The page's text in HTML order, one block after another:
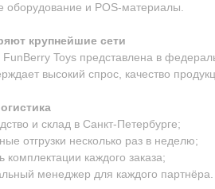
оборудование и POS-материалы.
крупнейшие сети
Toys представлена в
высокий спрос, качество
и склад в Санкт-Петербурге;
отгрузки несколько раз в неделю;
комплектации каждого заказа;
менеджер для каждого партнёра.